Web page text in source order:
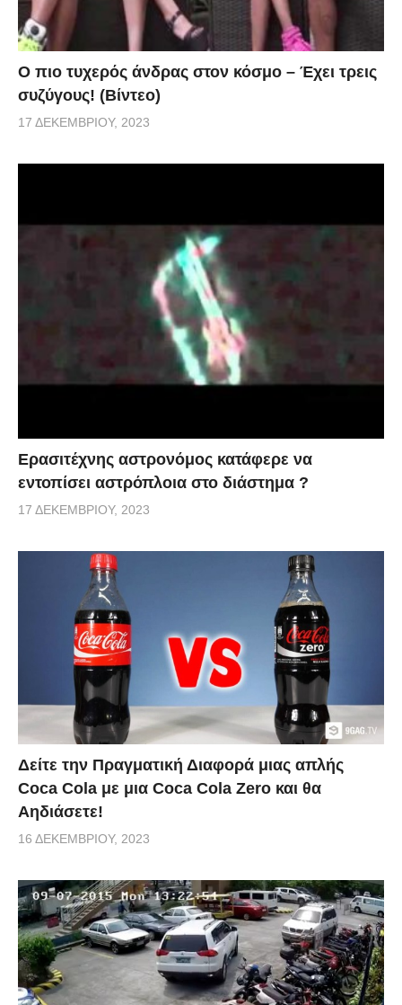
Ο πιο τυχερός άνδρας στον κόσμο – Έχει τρεις
συζύγους! (Βίντεο)
17 ΔΕΚΕΜΒΡΊΟΥ, 2023
Ερασιτέχνης αστρονόμος κατάφερε να
εντοπίσει αστρόπλοια στο διάστημα ?
17 ΔΕΚΕΜΒΡΊΟΥ, 2023
Δείτε την Πραγματική Διαφορά μιας απλής
Coca Cola με μια Coca Cola Zero και θα
Αηδιάσετε!
16 ΔΕΚΕΜΒΡΊΟΥ, 2023